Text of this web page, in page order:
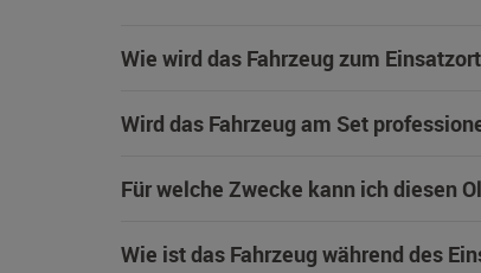
Wie wird das Fahrzeug zum
Wird das Fahrzeug am Set
Für welche Zwecke kann ich diesen
Wie ist das Fahrzeug während des